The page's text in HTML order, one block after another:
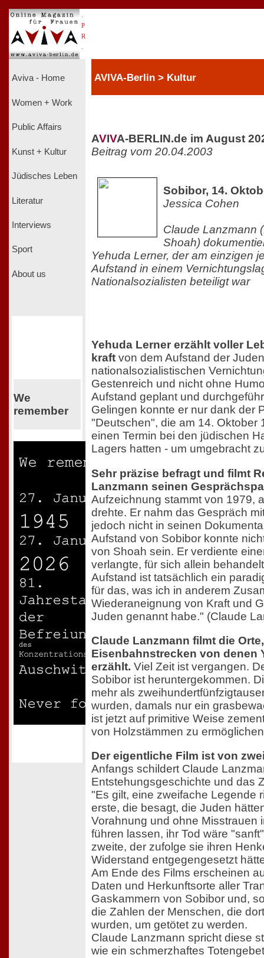
P
R
Aviva - Home
Women + Work
Public Affairs
Kunst + Kultur
Jüdisches Leben
Literatur
Interviews
Sport
About us
We
remember
AVIVA-Berlin > Kultur
AVIVA-BERLIN.de im August
Beitrag vom 20.04.2003
Sobibor, 14.
Jessica Cohen
Claude Lanzmann
Shoah)
Yehuda Lerner, der am einzigen
Aufstand in einem
Nationalsozialisten beteiligt war
Yehuda Lerner erzählt voller
kraft von dem Aufstand der
nationalsozialistischen
Gestenreich und nicht ohne
Aufstand geplant und
Gelingen konnte er nur dank der
"Deutschen", die am 14. Oktober
einen Termin bei den jüdischen
Lagers hatten - um umgebracht
Sehr präzise befragt und filmt
Lanzmann seinen
Aufzeichnung stammt von 1979,
drehte. Er nahm das Gespräch
jedoch nicht in seinen
Aufstand von Sobibor konnte
von Shoah sein. Er verdiente
verlangte, für sich allein
Aufstand ist tatsächlich ein
für das, was ich in anderem
Wiederaneignung von Kraft und
Juden genannt habe." (Claude
Claude Lanzmann filmt die
Eisenbahnstrecken von denen
erzählt. Viel Zeit ist vergangen.
Sobibor ist heruntergekommen.
mehr als
wurden, damals nur ein
ist jetzt auf primitive Weise
von Holzstämmen zu
Der eigentliche Film ist von
Anfangs schildert Claude
Entstehungsgeschichte und das
"Es gilt, eine zweifache Legende
erste, die besagt, die Juden
Vorahnung und ohne Misstrauen
führen lassen, ihr Tod wäre
zweite, der zufolge sie ihren
Widerstand entgegengesetzt
Am Ende des Films erscheinen
Daten und Herkunftsorte aller
Gaskammern von Sobibor und,
die Zahlen der Menschen, die
wurden, um getötet zu werden.
Claude Lanzmann spricht diese
wie ein schmerzhaftes